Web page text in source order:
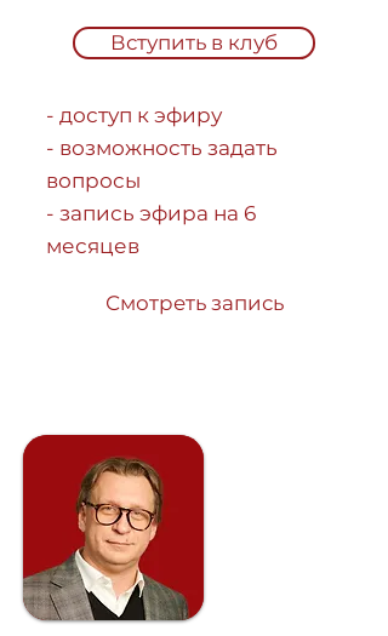
Вступить в клуб
- доступ к эфиру
- возможность задать
вопросы
- запись эфира на 6
месяцев
Смотреть запись